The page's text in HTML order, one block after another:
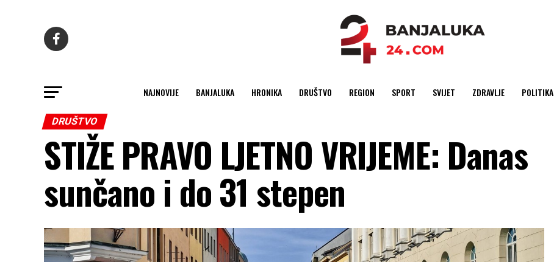
NAJNOVIJE BANJALUKA HRONIKA DRUŠTVO REGION SPORT SVIJET ZDRAVLJE POLITIKA
DRUŠTVO
STIŽE PRAVO LJETNO VRIJEME: Danas
sunčano i do 31 stepen